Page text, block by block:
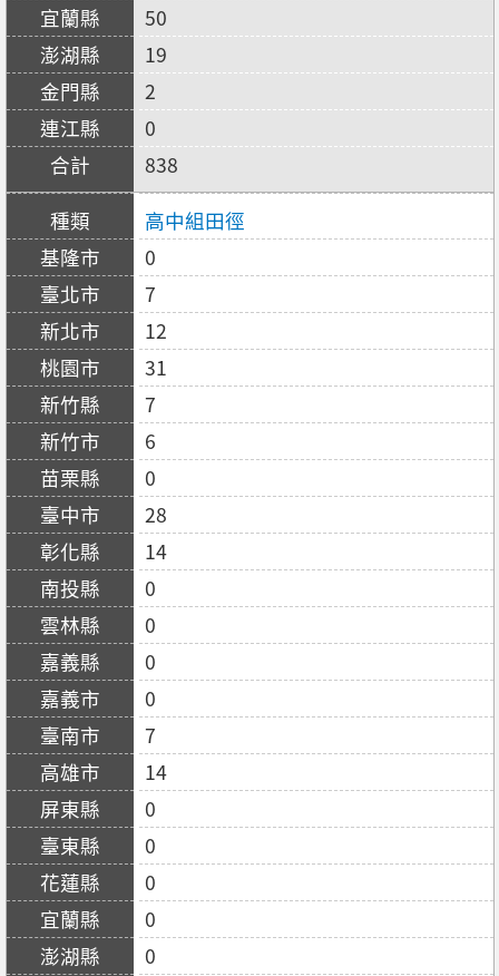
50
19
2
0
838
高中組田徑
0
7
12
31
7
6
0
28
14
0
0
0
0
7
14
0
0
0
0
0